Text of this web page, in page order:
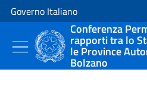
Vai al contenuto
Vai alla navigazione del sito
Governo Italiano
Conferenza
rapporti tra lo
le Province
Bolzano